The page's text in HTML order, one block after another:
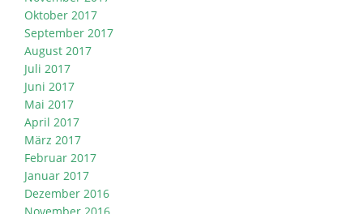
Oktober 2017
September 2017
August 2017
Juli 2017
Juni 2017
Mai 2017
April 2017
März 2017
Februar 2017
Januar 2017
Dezember 2016